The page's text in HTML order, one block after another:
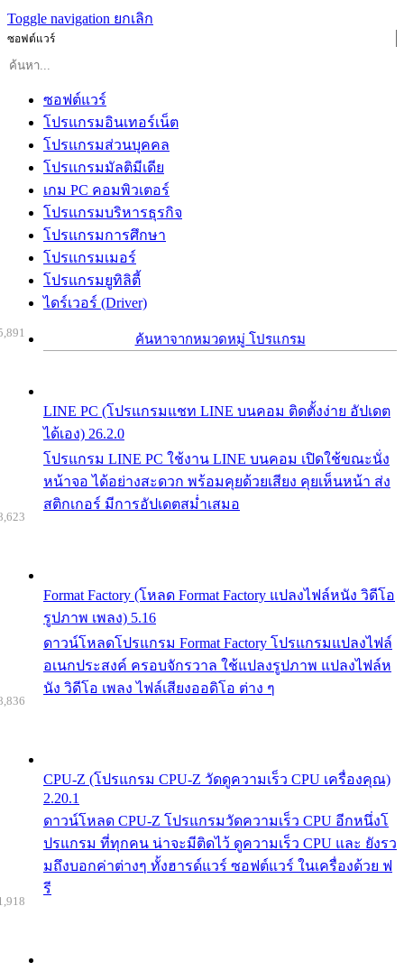
Toggle navigation ยกเลิก
ซอฟต์แวร์
ซอฟต์แวร์
โปรแกรมอินเทอร์เน็ต
โปรแกรมส่วนบุคคล
โปรแกรมมัลติมีเดีย
เกม PC คอมพิวเตอร์
โปรแกรมบริหารธุรกิจ
โปรแกรมการศึกษา
โปรแกรมเมอร์
โปรแกรมยูทิลิตี้
ไดร์เวอร์ (Driver)
ค้นหาจากหมวดหมู่ โปรแกรม
LINE PC (โปรแกรมแชท LINE บนคอม ติดตั้งง่าย อัปเดต
ได้เอง) 26.2.0
โปรแกรม LINE PC ใช้งาน LINE บนคอม เปิดใช้ขณะนั่ง
หน้าจอ ได้อย่างสะดวก พร้อมคุยด้วยเสียง คุยเห็นหน้า ส่ง
สติกเกอร์ มีการอัปเดตสม่ำเสมอ
Format Factory (โหลด Format Factory แปลงไฟล์หนัง วิดีโอ
รูปภาพ เพลง) 5.16
ดาวน์โหลดโปรแกรม Format Factory โปรแกรมแปลงไฟล์
อเนกประสงค์ ครอบจักรวาล ใช้แปลงรูปภาพ แปลงไฟล์ห
นัง วิดีโอ เพลง ไฟล์เสียงออดิโอ ต่าง ๆ
CPU-Z (โปรแกรม CPU-Z วัดดูความเร็ว CPU เครื่องคุณ)
2.20.1
ดาวน์โหลด CPU-Z โปรแกรมวัดความเร็ว CPU อีกหนึ่งโ
ปรแกรม ที่ทุกคน น่าจะมีติดไว้ ดูความเร็ว CPU และ ยังรว
มถึงบอกค่าต่างๆ ทั้งฮารด์แวร์ ซอฟต์แวร์ ในเครื่องด้วย ฟ
รี